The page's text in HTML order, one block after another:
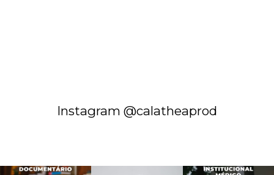
Instagram @calatheaprod